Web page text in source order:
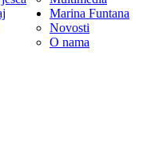
Marina Funtana
Novosti
O nama